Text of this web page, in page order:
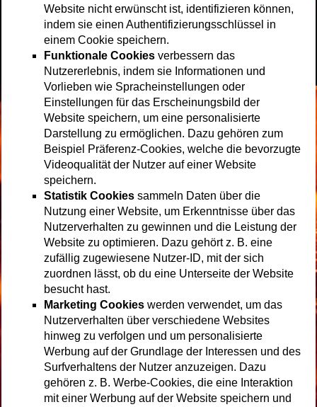
Website nicht erwünscht ist, identifizieren können,
indem sie einen Authentifizierungsschlüssel in
einem Cookie speichern.
Funktionale Cookies verbessern das
Nutzererlebnis, indem sie Informationen und
Vorlieben wie Spracheinstellungen oder
Einstellungen für das Erscheinungsbild der
Website speichern, um eine personalisierte
Darstellung zu ermöglichen. Dazu gehören zum
Beispiel Präferenz-Cookies, welche die bevorzugte
Videoqualität der Nutzer auf einer Website
speichern.
Statistik Cookies sammeln Daten über die
Nutzung einer Website, um Erkenntnisse über das
Nutzerverhalten zu gewinnen und die Leistung der
Website zu optimieren. Dazu gehört z. B. eine
zufällig zugewiesene Nutzer-ID, mit der sich
zuordnen lässt, ob du eine Unterseite der Website
besucht hast.
Marketing Cookies werden verwendet, um das
Nutzerverhalten über verschiedene Websites
hinweg zu verfolgen und um personalisierte
Werbung auf der Grundlage der Interessen und des
Surfverhaltens der Nutzer anzuzeigen. Dazu
gehören z. B. Werbe-Cookies, die eine Interaktion
mit einer Werbung auf der Website speichern und